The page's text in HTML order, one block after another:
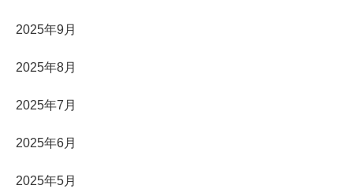
2025年9月
2025年8月
2025年7月
2025年6月
2025年5月